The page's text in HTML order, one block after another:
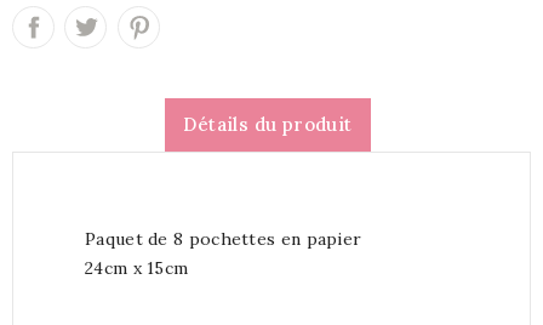
Détails du produit
Paquet de 8 pochettes en papier
24cm x 15cm